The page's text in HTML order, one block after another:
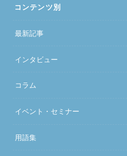
コンテンツ別
最新記事
インタビュー
コラム
イベント・セミナー
用語集